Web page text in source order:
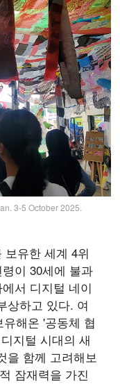
3-5 October 2025.
보유한 세계 4위
이 30세에 불과
서 디지털 네이
상하고 있다. 여
해온 '공동체 협
지털 시대의 새
을 함께 고려해보
잠재력을 가진